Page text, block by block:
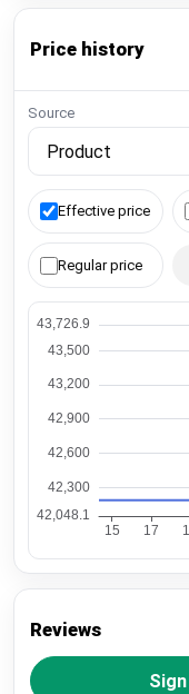
Price history
Source
Effective price
Regular price
Reviews